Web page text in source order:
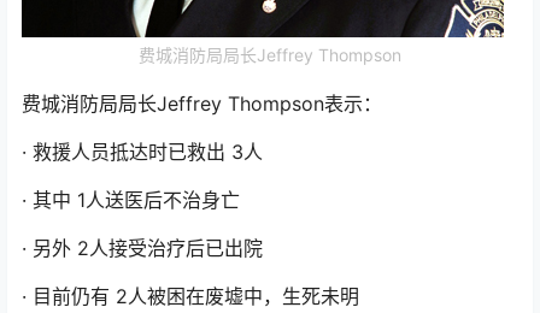
费城消防局局长Jeffrey Thompson
费城消防局局长Jeffrey Thompson表示：
· 救援人员抵达时已救出 3人
· 其中 1人送医后不治身亡
· 另外 2人接受治疗后已出院
· 目前仍有 2人被困在废墟中，生死未明